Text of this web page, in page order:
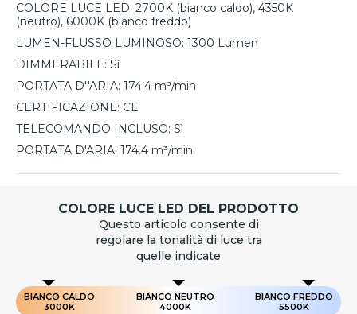
COLORE LUCE LED: 2700K (bianco caldo), 4350K
(neutro), 6000K (bianco freddo)
LUMEN-FLUSSO LUMINOSO: 1300 Lumen
DIMMERABILE: Sì
PORTATA D''ARIA: 174.4 m³/min
CERTIFICAZIONE: CE
TELECOMANDO INCLUSO: Sì
PORTATA D'ARIA: 174.4 m³/min
COLORE LUCE LED DEL PRODOTTO
Questo articolo consente di
regolare la tonalità di luce tra
quelle indicate
BIANCO CALDO
3000K
BIANCO NEUTRO
4000K
BIANCO FREDDO
5500K